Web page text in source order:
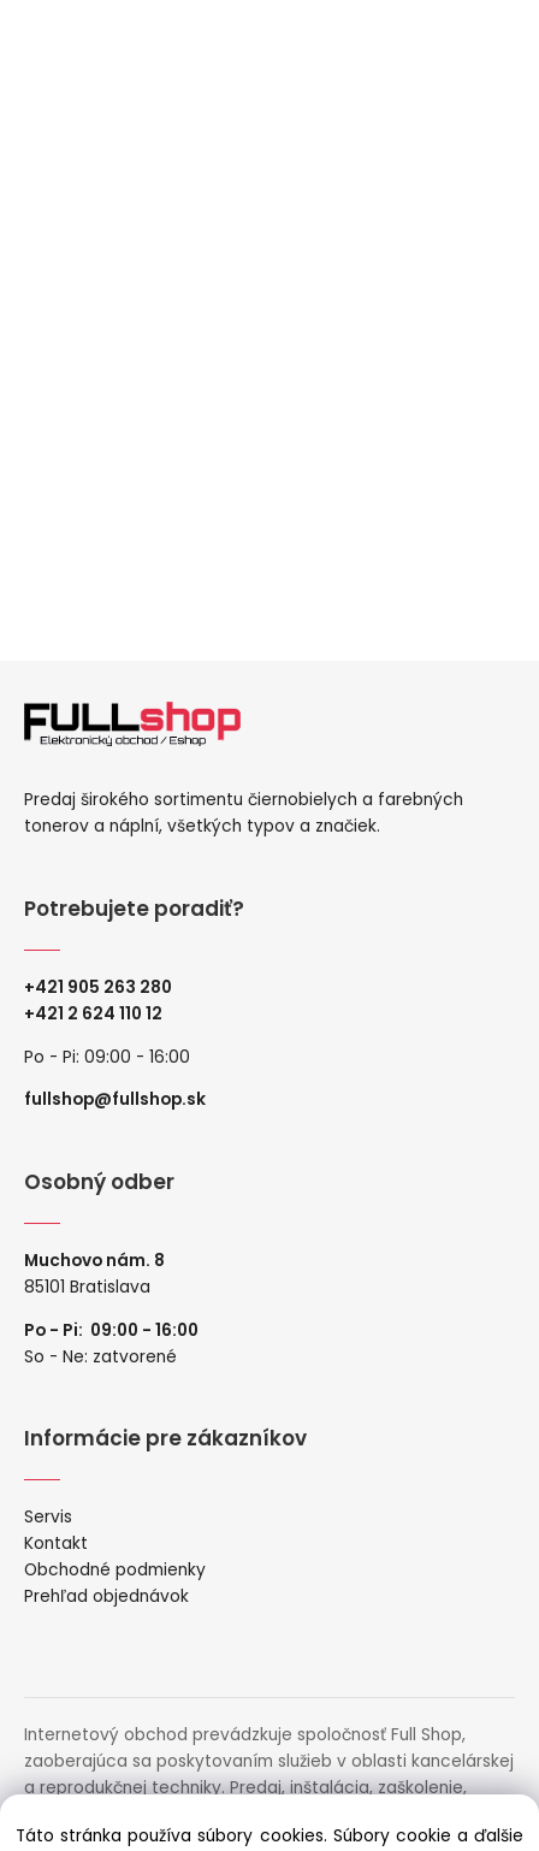
Predaj širokého sortimentu čiernobielych a farebných
tonerov a náplní, všetkých typov a značiek.
Potrebujete poradiť?
+421 905 263 280
+421 2 624 110 12
Po - Pi: 09:00 - 16:00
fullshop@fullshop.sk
Osobný odber
Muchovo nám. 8
85101 Bratislava
Po - Pi: 09:00 - 16:00
So - Ne: zatvorené
Informácie pre zákazníkov
Servis
Kontakt
Obchodné podmienky
Prehľad objednávok
Internetový obchod prevádzkuje spoločnosť Full Shop,
zaoberajúca sa poskytovaním služieb v oblasti kancelárskej
a reprodukčnej techniky. Predaj, inštalácia, zaškolenie,
zariadení.
Táto stránka používa súbory cookies. Súbory cookie a ďalšie